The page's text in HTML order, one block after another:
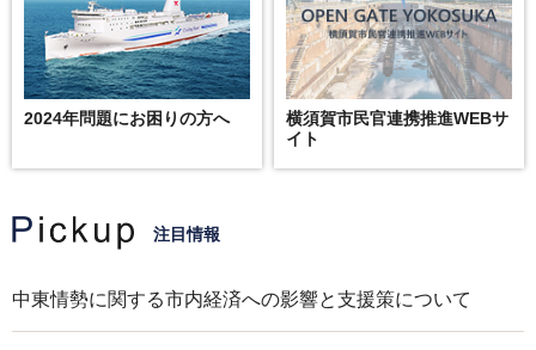
2024年問題にお困りの方へ
横須賀市民官連携推進WEBサ
イト
注目情報
中東情勢に関する市内経済への影響と支援策について